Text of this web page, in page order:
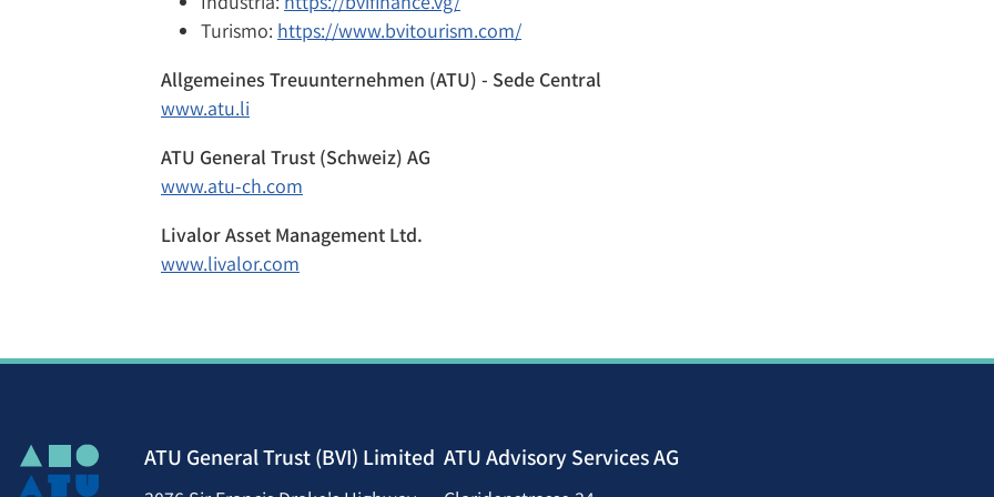
Turismo: https://www.bvitourism.com/
Allgemeines Treuunternehmen (ATU) - Sede Central
www.atu.li
ATU General Trust (Schweiz) AG
www.atu-ch.com
Livalor Asset Management Ltd.
www.livalor.com
ATU General Trust (BVI) Limited ATU Advisory Services AG